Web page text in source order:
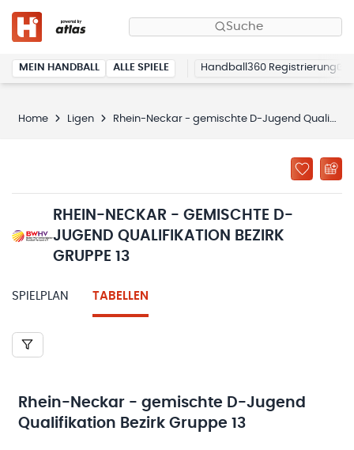
Suche
MEIN HANDBALL ALLE SPIELE Handball360 Registrierung
Home Ligen Rhein-Neckar - gemischte D-Jugend Qualifikation Bezirk Gruppe 13
RHEIN-NECKAR - GEMISCHTE D-
JUGEND QUALIFIKATION BEZIRK
GRUPPE 13
SPIELPLAN TABELLEN
Rhein-Neckar - gemischte D-Jugend
Qualifikation Bezirk Gruppe 13